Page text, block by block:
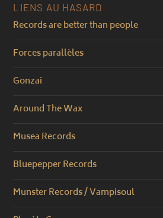
LIENS AU HASARD
Records are better than people
Forces parallèles
Gonzai
Around The Wax
Musea Records
Bluepepper Records
Munster Records / Vampisoul